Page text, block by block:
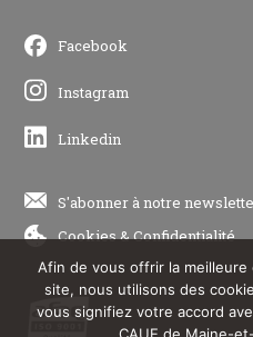
Facebook
Instagram
Linkedin
S'abonner à notre
Cookies&Confidentialité
Afin de vous offrir la
site, nous utilisons des
vous signifiez votre accord